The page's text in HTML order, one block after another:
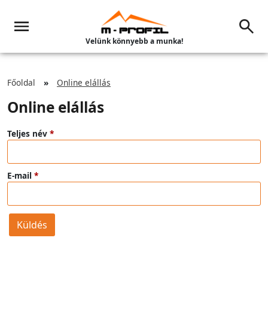
Velünk könnyebb a munka!
Főoldal Online elállás
Online elállás
Teljes név
E-mail
Küldés